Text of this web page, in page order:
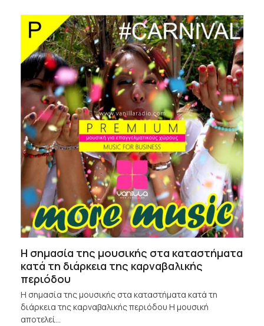
Η σημασία της μουσικής στα καταστήματα
κατά τη διάρκεια της καρναβαλικής
περιόδου
Η σημασία της μουσικής στα καταστήματα κατά τη
διάρκεια της καρναβαλικής περιόδου Η μουσική
αποτελεί…